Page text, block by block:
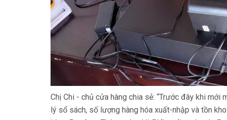
Chị Chi - chủ cửa hàng chia sẻ: “Trước đây khi
lý sổ sách, số lượng hàng hóa xuất-nhập và tồn